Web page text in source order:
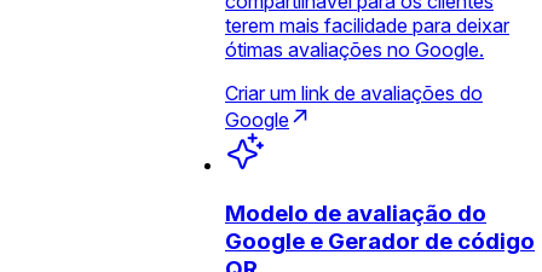
terem mais facilidade para deixar
ótimas avaliações no Google.
Criar um link de avaliações do
Google
Modelo de avaliação do
Google e Gerador de código